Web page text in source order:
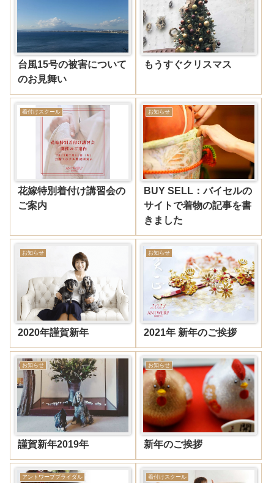
台風15号の被害について
のお見舞い
もうすぐクリスマス
着付けスクール
花嫁特別着付け講習会の
ご案内
お知らせ
BUY SELL：バイセルの
サイトで着物の記事を書
きました
お知らせ
2020年謹賀新年
お知らせ
2021年 新年のご挨拶
お知らせ
謹賀新年2019年
お知らせ
新年のご挨拶
アントワープブライダル 着付けスクール